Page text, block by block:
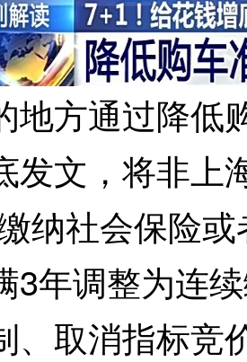
方通过降低
发文，将非上
纳社会保险
3年调整为连
、取消指标竞